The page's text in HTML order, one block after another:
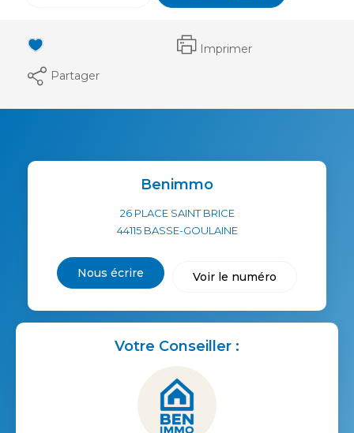
Imprimer
Partager
Benimmo
26 PLACE SAINT BRICE
44115 BASSE-GOULAINE
Nous écrire Voir le numéro
Votre Conseiller :